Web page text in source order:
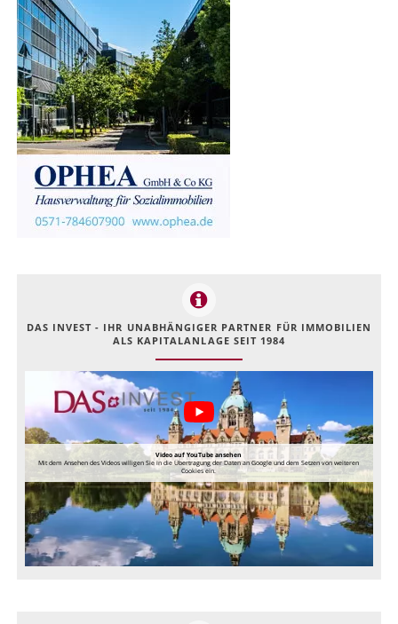
DAS INVEST - IHR UNABHÄNGIGER PARTNER FÜR IMMOBILIEN
ALS KAPITALANLAGE SEIT 1984
Video auf YouTube ansehen
Mit dem Ansehen des Videos willigen Sie in die Übertragung der Daten an Google und dem Setzen von weiteren
Cookies ein.